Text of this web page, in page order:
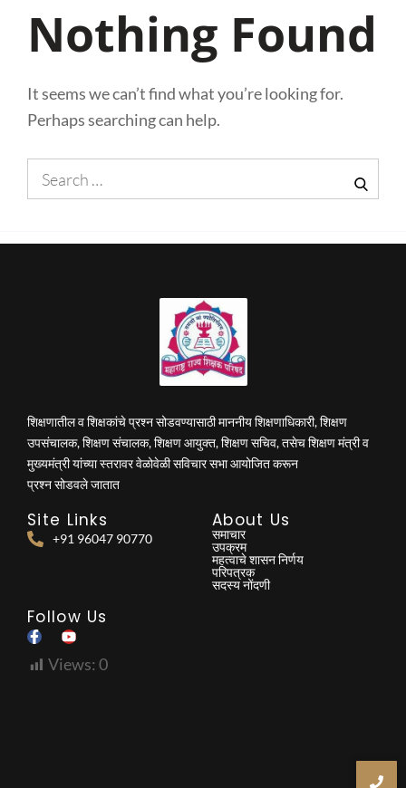
Nothing Found
It seems we can’t find what you’re looking for.
Perhaps searching can help.
शिक्षणातील व शिक्षकांचे प्रश्न सोडवण्यासाठी माननीय शिक्षणाधिकारी, शिक्षण
उपसंचालक, शिक्षण संचालक, शिक्षण आयुक्त, शिक्षण सचिव, तसेच शिक्षण मंत्री व
मुख्यमंत्री यांच्या स्तरावर वेळोवेळी सविचार सभा आयोजित करून
प्रश्न सोडवले जातात
Site Links
+91 96047 90770
About Us
समाचार
उपक्रम
महत्वाचे शासन निर्णय
परिपत्रक
सदस्य नोंदणी
Follow Us
Views: 0